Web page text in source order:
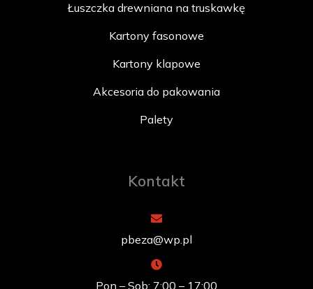
Łuszczka drewniana na truskawkę
Kartony fasonowe
Kartony klapowe
Akcesoria do pakowania
Palety
Kontakt
pbeza@wp.pl
Pon – Sob: 7:00 – 17:00